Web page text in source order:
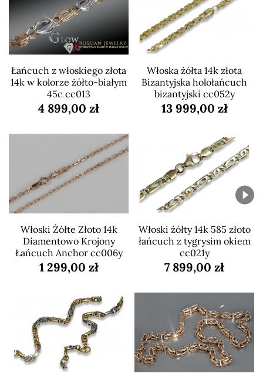
Łańcuch z włoskiego złota
14k w kolorze żółto-białym
45c cc013
4 899,00 zł
Włoska żółta 14k złota
Bizantyjska holołańcuch
bizantyjski cc052y
13 999,00 zł
Włoski Żółte Złoto 14k
Diamentowo Krojony
Łańcuch Anchor cc006y
1 299,00 zł
Włoski żółty 14k 585 złoto
łańcuch z tygrysim okiem
cc021y
7 899,00 zł